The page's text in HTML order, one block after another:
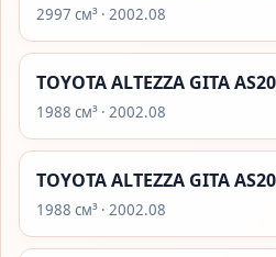
2997 см³ · 2002.08
TOYOTA ALTEZZA GITA
1988 см³ · 2002.08
TOYOTA ALTEZZA GITA
1988 см³ · 2002.08